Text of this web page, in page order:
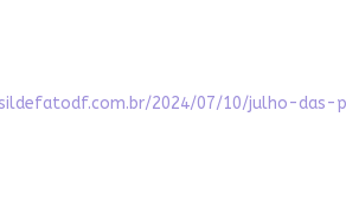
2024/07/10/julho-